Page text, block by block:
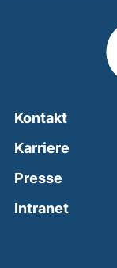
Kontakt
Karriere
Presse
Intranet